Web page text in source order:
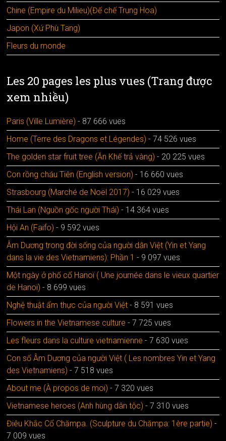
Chine (Empire du Milieu)(Đế chế Trung Hoa)
Japon (Xứ Phù Tang)
Fleurs du monde
Les 20 pages les plus vues (Trang được
xem nhiều)
Paris (Ville Lumière) - 87 666 vues
Home (Terre des Dragons et Légendes) - 74 526 vues
The golden star fruit tree (Ăn Khế trả vàng) - 20 225 vues
Con rồng cháu Tiên (English version) - 16 660 vues
Strasbourg (Marché de Noël 2017) - 16 029 vues
Thái Lan (Nguồn gốc người Thái) - 14 364 vues
Hội An (Faifo) - 9 592 vues
Âm Dương trong đời sống của người dân Việt (Yin et Yang
dans la vie des Vietnamiens): Phần 1 - 9 097 vues
Một ngày ở phố cổ Hanoï ( Une journée dans le vieux quartier
de Hanoï) - 8 699 vues
Nghệ thuật ẩm thực của người Việt - 8 591 vues
Flowers in the Vietnamese culture - 7 725 vues
Les fleurs dans la culture vietnamienne - 7 630 vues
Con số Âm Dương của người Việt ( Les nombres Yin et Yang
des Vietnamiens) - 7 518 vues
About me (À propos de moi) - 7 320 vues
Vietnamese heroes (Anh hùng dân tộc) - 7 310 vues
Điêu Khắc Cổ Chămpa. (Sculpture du Chămpa: 1ère partie) -
7 009 vues